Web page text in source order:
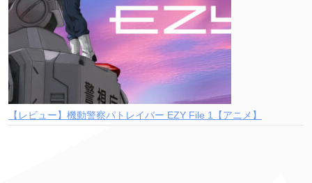
【レビュー】機動警察パトレイバー EZY File 1【アニメ】